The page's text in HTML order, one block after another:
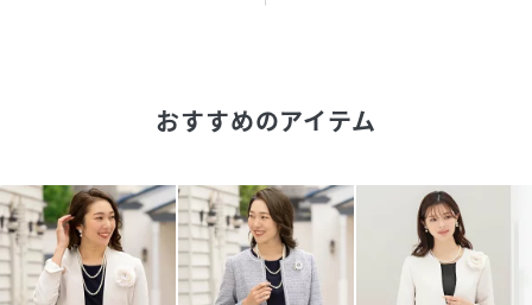
小さなお子様連れのママにも嬉しい機能が付いています。
●デオドラントネーム付きジャケット
汗などのニオイに対して消臭効果があり、消臭タグが臭気成
分と触れることにより、不快臭を減少させます。
おすすめのアイテム